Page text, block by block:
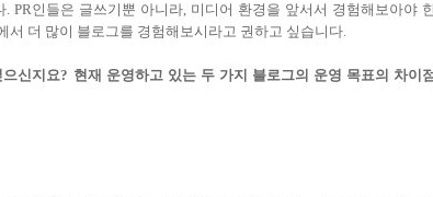
. PR인들은 글쓰기뿐 아니라, 미디어 환경을 앞서서 경험해보아야
서 더 많이 블로그를 경험해보시라고 권하고 싶습니다.
신지요? 현재 운영하고 있는 두 가지 블로그의 운영 목표의 차이점